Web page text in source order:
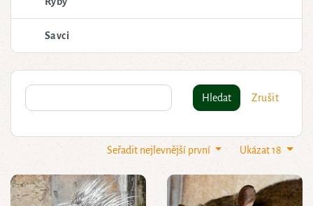
Savci
Hledat Zrušit
Ukázat 18
Seřadit nejlevnější první